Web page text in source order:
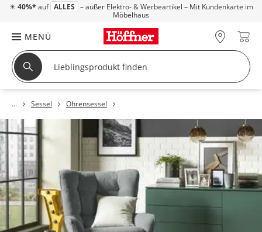
☀ 40%* auf ALLES – außer Elektro- & Werbeartikel – Mit Kundenkarte im
Möbelhaus
MENÜ
Sessel Ohrensessel